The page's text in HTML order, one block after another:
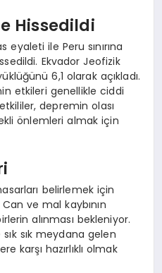
Hissedildi
eyaleti ile Peru sınırına
Ekvador Jeofizik
6,1 olarak açıkladı.
etkileri genellikle ciddi
depremin olası
önlemleri almak için
belirlemek için
ve mal kaybının
alınması bekleniyor.
sık meydana gelen
karşı hazırlıklı olmak